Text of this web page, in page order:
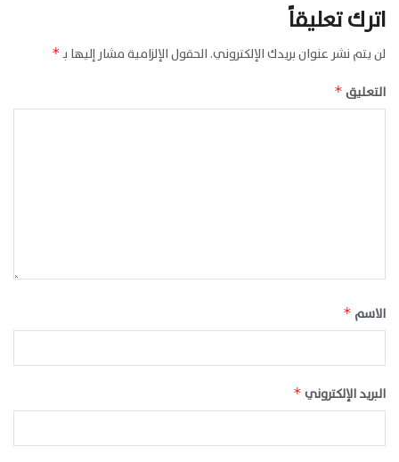
اترك تعليقاً
لن يتم نشر عنوان بريدك الإلكتروني. الحقول الإلزامية مشار إليها بـ*
التعليق *
الاسم *
البريد الإلكتروني *